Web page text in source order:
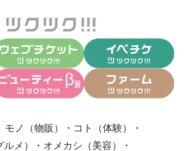
モノ（物販） ・ コト（体験）
・
メ）
・ オメカシ（美容）
・